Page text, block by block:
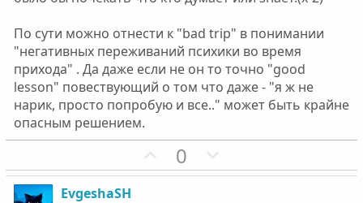
По сути можно отнести к "bad trip" в понимании
"негативных переживаний психики во время
прихода" . Да даже если не он то точно "good
lesson" повествующий о том что даже - "я ж не
нарик, просто попробую и все.." может быть крайне
опасным решением.
П
о
0
е
EvgeshaSH